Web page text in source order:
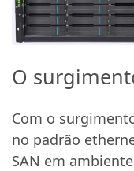
O
Com o
no padrão
SAN em